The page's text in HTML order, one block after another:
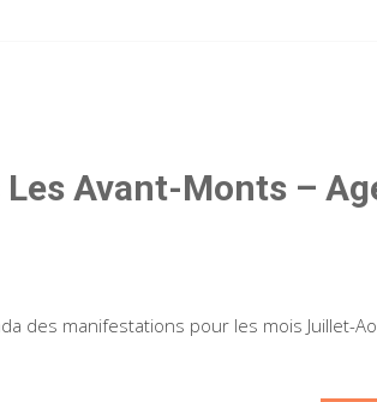
Avant-Monts –
des manifestations pour les mois Juillet-